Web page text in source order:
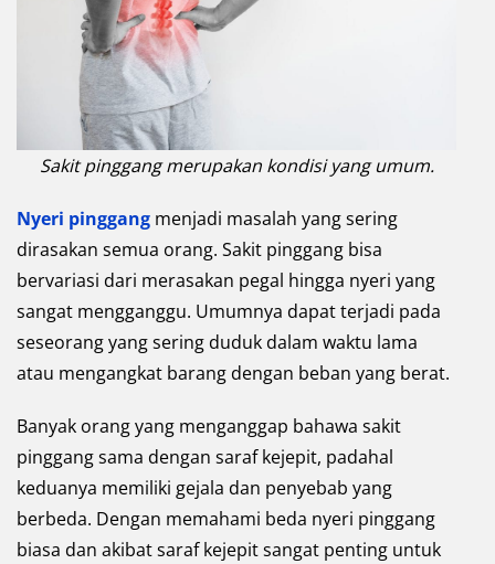
Sakit pinggang merupakan kondisi yang umum.
Nyeri pinggang menjadi masalah yang sering
dirasakan semua orang. Sakit pinggang bisa
bervariasi dari merasakan pegal hingga nyeri yang
sangat mengganggu. Umumnya dapat terjadi pada
seseorang yang sering duduk dalam waktu lama
atau mengangkat barang dengan beban yang berat.
Banyak orang yang menganggap bahawa sakit
pinggang sama dengan saraf kejepit, padahal
keduanya memiliki gejala dan penyebab yang
berbeda. Dengan memahami beda nyeri pinggang
biasa dan akibat saraf kejepit sangat penting untuk